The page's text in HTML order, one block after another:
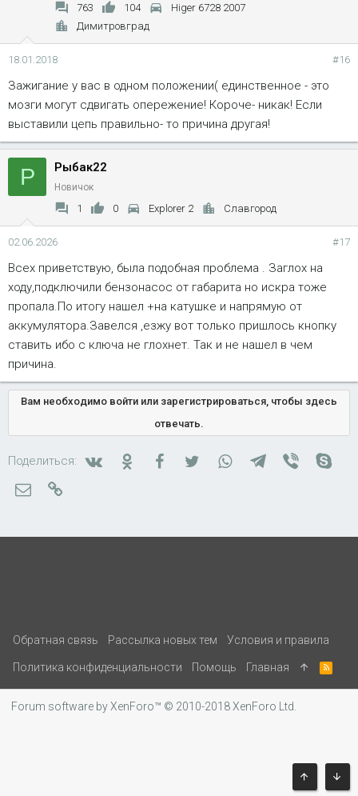
763 104
Higer 6728 2007
Димитровград
18.01.2018 #16
Зажигание у вас в одном положении( единственное - это
мозги могут сдвигать опережение! Короче- никак! Если
выставили цепь правильно- то причина другая!
Р Рыбак22
Новичок
1 0 Explorer 2 Славгород
02.06.2026 #17
Всех приветствую, была подобная проблема . Заглох на
ходу,подключили бензонасос от габарита но искра тоже
пропала.По итогу нашел +на катушке и напрямую от
аккумулятора.Завелся ,езжу вот только пришлось кнопку
ставить ибо с ключа не глохнет. Так и не нашел в чем
причина.
Вам необходимо войти или зарегистрироваться, чтобы здесь
отвечать.
Поделиться: ВконтактеОдноклассники
FacebookTwitterWhatsAppTelegram
Viber
Электронная почта
Обратная связь Рассылка новых тем Условия и правила
Политика конфиденциальности Помощь Главная
R
S
Forum software by XenForo™ © 2010-2018 XenForo Ltd.
ВВЕРХ